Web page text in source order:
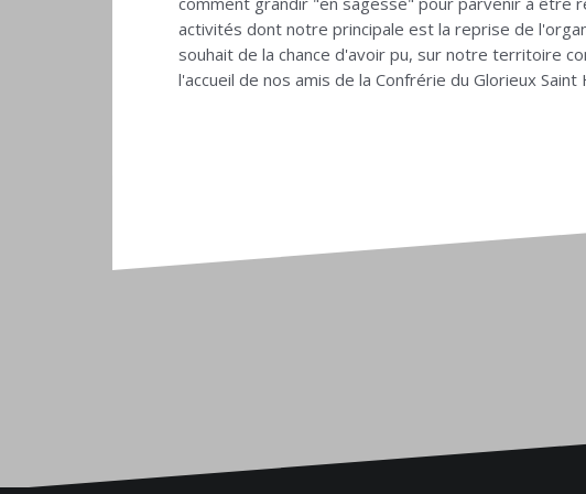
activités dont notre principale est la reprise de
souhait de la chance d'avoir pu, sur notre territoire
l'accueil de nos amis de la Confrérie du Glorieux